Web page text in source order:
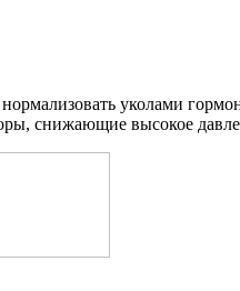
уколами
снижающие высокое